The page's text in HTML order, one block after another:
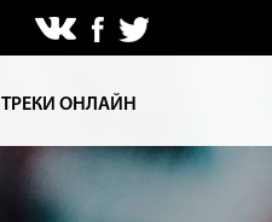
ТРЕКИ ОНЛАЙН